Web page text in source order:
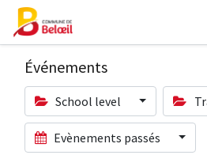
Événements
School level
Evènements passés